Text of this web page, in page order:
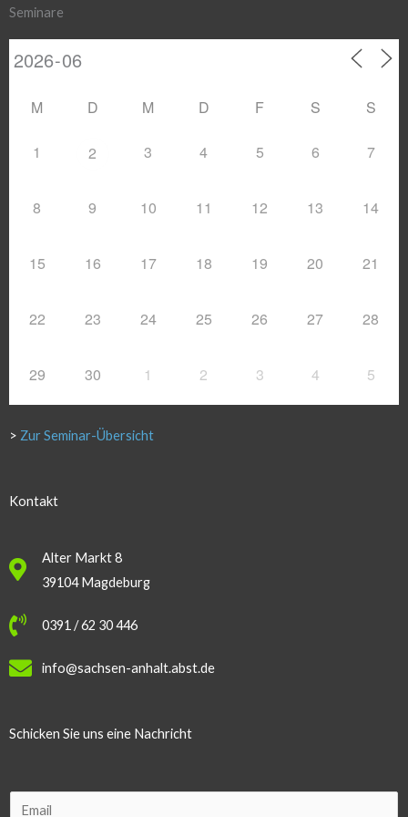
Seminare
M D M D F S S
1 2 3 4 5 6 7
8 9 10 11 12 13 14
15 16 17 18 19 20 21
22 23 24 25 26 27 28
29 30 1 2 3 4 5
> Zur Seminar-Übersicht
Kontakt
Alter Markt 8
39104 Magdeburg
0391 / 62 30 446
info@sachsen-anhalt.abst.de
Schicken Sie uns eine Nachricht